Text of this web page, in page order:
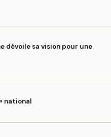
dévoile sa vision pour une
national